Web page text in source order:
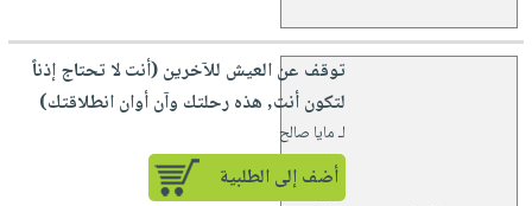
توقف عن العيش للآخرين (أنت لا تحتاج إذناً
لتكون أنت, هذه رحلتك وآن أوان انطلاقتك)
لـ مايا صالح
أضف إلى الطلبية